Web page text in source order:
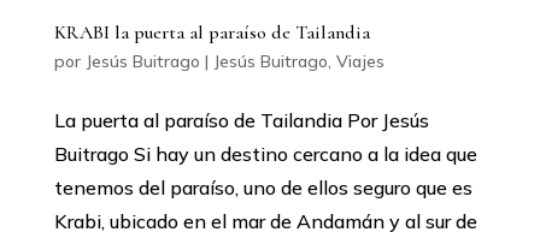
KRABI la puerta al paraíso de Tailandia
por Jesús Buitrago | Jesús Buitrago, Viajes
La puerta al paraíso de Tailandia Por Jesús
Buitrago Si hay un destino cercano a la idea que
tenemos del paraíso, uno de ellos seguro que es
Krabi, ubicado en el mar de Andamán y al sur de